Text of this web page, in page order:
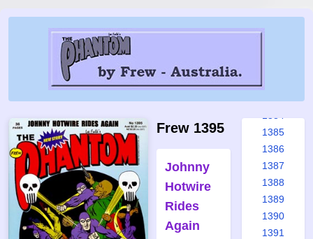
Frew 1395
Johnny
Hotwire
Rides
Again
1378
1379
1385
1386
1387
1388
1389
1390
1391